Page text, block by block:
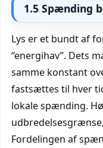
1.5 Spænding
Lys er et bundt af
“energi­hav”. Dets
samme konstant
fastsættes til hver
lokale spænding.
Fordelingen af